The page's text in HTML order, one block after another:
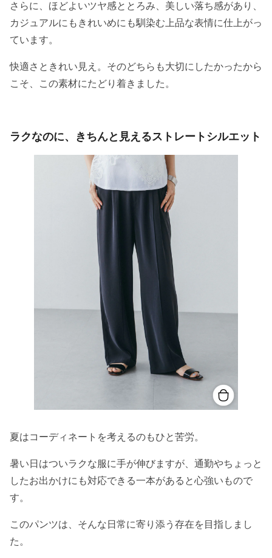
さらに、ほどよいツヤ感ととろみ、美しい落ち感があり、
カジュアルにもきれいめにも馴染む上品な表情に仕上がっ
ています。
快適さときれい見え。そのどちらも大切にしたかったから
こそ、この素材にたどり着きました。
ラクなのに、きちんと見えるストレートシルエット
夏はコーディネートを考えるのもひと苦労。
暑い日はついラクな服に手が伸びますが、通勤やちょっと
したお出かけにも対応できる一本があると心強いもので
す。
このパンツは、そんな日常に寄り添う存在を目指しまし
た。